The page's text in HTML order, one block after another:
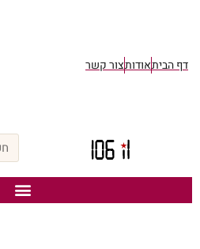
דף הביתאודותצור קשר